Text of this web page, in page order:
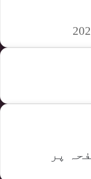
پر